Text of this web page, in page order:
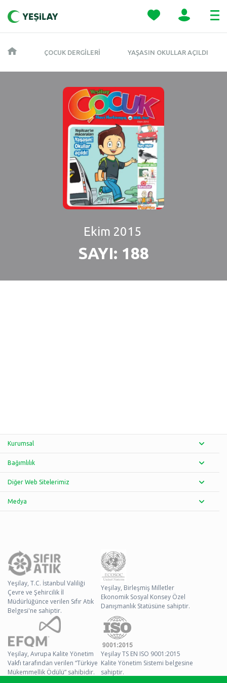
ÇOCUK DERGILERI YAŞASIN OKULLAR AÇILDI
Ekim 2015
SAYI: 188
Kurumsal
Bağımlılık
Diğer Web Sitelerimiz
Medya
Yeşilay, T.C. İstanbul Valiliği
Çevre ve Şehircilik İl
Müdürlüğünce verilen Sıfır Atık
Belgesi'ne sahiptir.
Yeşilay, Birleşmiş Milletler
Ekonomik Sosyal Konsey Özel
Danışmanlık Statüsüne sahiptir.
Yeşilay, Avrupa Kalite Yönetim
Vakfı tarafından verilen “Türkiye
Mükemmellik Ödülü” sahibidir.
Yeşilay TS EN ISO 9001:2015
Kalite Yönetim Sistemi belgesine
sahiptir.